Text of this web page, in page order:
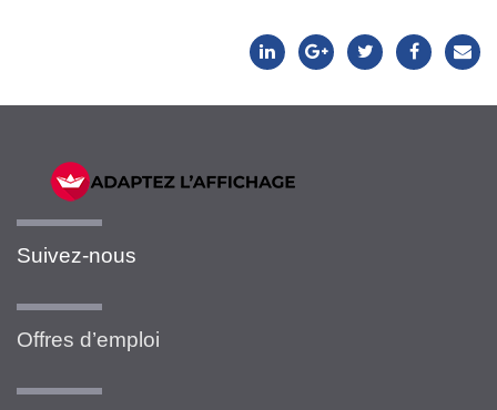
Suivez-nous
Offres d’emploi